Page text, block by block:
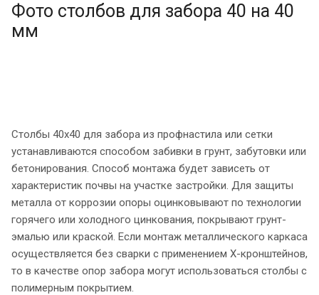
Фото столбов для забора 40 на 40
мм
Столбы 40х40 для забора из профнастила или сетки
устанавливаются способом забивки в грунт, забутовки или
бетонирования. Способ монтажа будет зависеть от
характеристик почвы на участке застройки. Для защиты
металла от коррозии опоры оцинковывают по технологии
горячего или холодного цинкования, покрывают грунт-
эмалью или краской. Если монтаж металлического каркаса
осуществляется без сварки с применением Х-кронштейнов,
то в качестве опор забора могут использоваться столбы с
полимерным покрытием.